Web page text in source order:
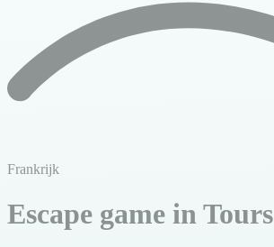
Frankrijk
Escape game in Tours